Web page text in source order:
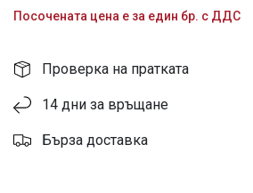
Посочената цена е за един бр. с ДДС
Проверка на пратката
14 дни за връщане
Бърза доставка